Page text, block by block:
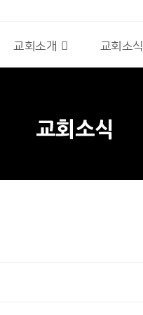
교회소개 교회소식
교회소식